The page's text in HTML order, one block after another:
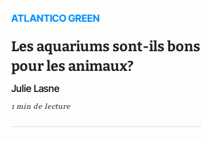
ATLANTICO GREEN
Les aquariums sont-ils bons
pour les animaux?
Julie Lasne
1 min de lecture